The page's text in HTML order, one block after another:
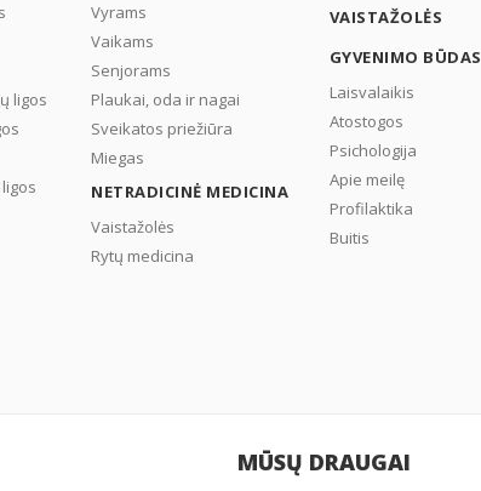
ligos
Vyrams
Vaikams
Senjorams
Plaukai, oda ir nagai
Sveikatos priežiūra
Miegas
NETRADICINĖ MEDICINA
Vaistažolės
Rytų medicina
VAISTAŽOLĖS
GYVENIMO BŪDAS
Laisvalaikis
Atostogos
Psichologija
Apie meilę
Profilaktika
Buitis
MŪSŲ DRAUGAI